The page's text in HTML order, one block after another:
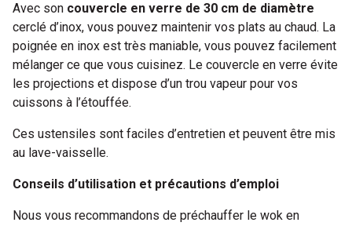
Avec son couvercle en verre de 30 cm de diamètre
cerclé d’inox, vous pouvez maintenir vos plats au chaud. La
poignée en inox est très maniable, vous pouvez facilement
mélanger ce que vous cuisinez. Le couvercle en verre évite
les projections et dispose d’un trou vapeur pour vos
cuissons à l’étouffée.
Ces ustensiles sont faciles d’entretien et peuvent être mis
au lave-vaisselle.
Conseils d’utilisation et précautions d’emploi
Nous vous recommandons de préchauffer le wok en